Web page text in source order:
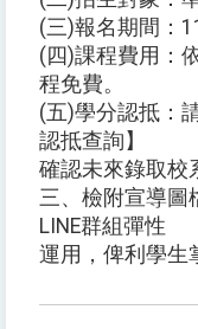
(三)報名期間：
(四)課程費用：
程免費。
(五)學分認抵：
認抵查詢】
確認未來錄取校
三、檢附宣導圖
LINE群組彈性
運用，俾利學生